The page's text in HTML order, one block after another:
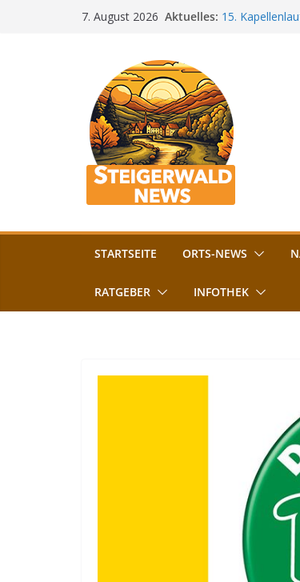
7. August 2026 Aktuelles: 15.
„Bamberger
Lebenshilfe
Aschbacher
Vollsperrung
August gesperrt
STARTSEITE ORTS-NEWS
RATGEBER INFOTHEK